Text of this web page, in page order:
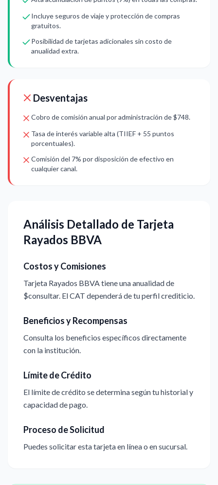
Incluye seguros de viaje y protección de compras
gratuitos.
Posibilidad de tarjetas adicionales sin costo de
anualidad extra.
Desventajas
Cobro de comisión anual por administración de $748.
Tasa de interés variable alta (TIIEF + 55 puntos
porcentuales).
Comisión del 7% por disposición de efectivo en
cualquier canal.
Análisis Detallado de Tarjeta
Rayados BBVA
Costos y Comisiones
Tarjeta Rayados BBVA tiene una anualidad de
$consultar. El CAT dependerá de tu perfil crediticio.
Beneficios y Recompensas
Consulta los beneficios específicos directamente
con la institución.
Límite de Crédito
El límite de crédito se determina según tu historial y
capacidad de pago.
Proceso de Solicitud
Puedes solicitar esta tarjeta en línea o en sucursal.